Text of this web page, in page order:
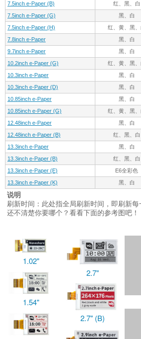
7.5inch e-Paper (B)
红、黑、白
7.5inch e-Paper (G)
黑、白
7.5inch e-Paper (H)
红、黄、黑、
7.8inch e-Paper
黑、白
9.7inch e-Paper
黑、白
10.2inch e-Paper (G)
红、黄、黑、
10.3inch e-Paper
黑、白
10.3inch e-Paper (D)
黑、白
10.85inch e-Paper
黑、白
10.85inch e-Paper (G)
红、黄、黑、
12.48inch e-Paper
黑、白
12.48inch e-Paper (B)
红、黑、白
13.3inch e-Paper
黑、白
13.3inch e-Paper (B)
红、黑、白
13.3inch e-Paper (E)
E6全彩色
13.3inch e-Paper (K)
黑、白
说明
刷新时间：此处指全局刷新时间，即刷新
还不清楚你要哪个？看看下面的参考图吧！
1.02"
1.54"
2.7"
2.7" (B)